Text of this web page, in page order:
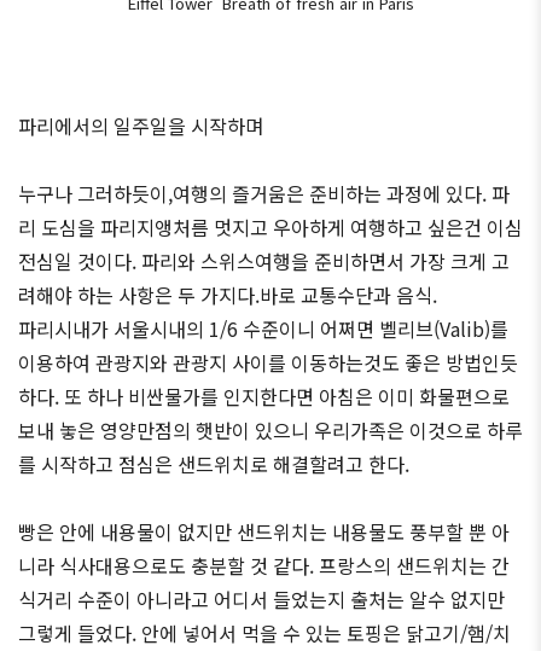
파리에서의 일주일을 시작하며
누구나 그러하듯이,여행의 즐거움은 준비하는 과정에 있다. 파
리 도심을 파리지앵처름 멋지고 우아하게 여행하고 싶은건 이심
전심일 것이다. 파리와 스위스여행을 준비하면서 가장 크게 고
려해야 하는 사항은 두 가지다.바로 교통수단과 음식.
파리시내가 서울시내의 1/6 수준이니 어쩌면 벨리브(Valib)를
이용하여 관광지와 관광지 사이를 이동하는것도 좋은 방법인듯
하다. 또 하나 비싼물가를 인지한다면 아침은 이미 화물편으로
보내 놓은 영양만점의 햇반이 있으니 우리가족은 이것으로 하루
를 시작하고 점심은 샌드위치로 해결할려고 한다.
빵은 안에 내용물이 없지만 샌드위치는 내용물도 풍부할 뿐 아
니라 식사대용으로도 충분할 것 같다. 프랑스의 샌드위치는 간
식거리 수준이 아니라고 어디서 들었는지 출처는 알수 없지만
그렇게 들었다. 안에 넣어서 먹을 수 있는 토핑은 닭고기/햄/치